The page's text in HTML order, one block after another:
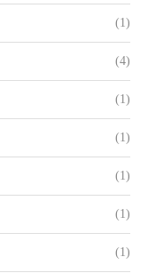
(1)
(4)
(1)
(1)
(1)
(1)
(1)